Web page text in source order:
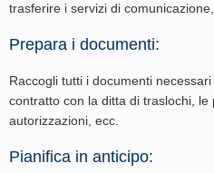
trasferire i servizi di
Prepara i documenti:
Raccogli tutti i documenti
contratto con la ditta di traslochi, le
autorizzazioni, ecc.
Pianifica in anticipo: